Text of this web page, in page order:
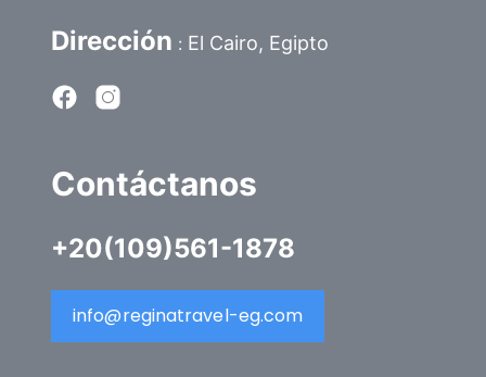
Dirección : El Cairo, Egipto
Contáctanos
+20(109)561-1878
info@reginatravel-eg.com